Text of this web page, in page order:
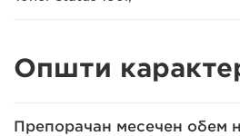
Општи
Препорачан месечен обем